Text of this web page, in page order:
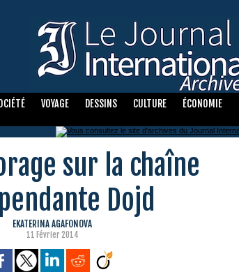
VOYAGE DESSINS CULTURE ÉCONOMIE
sur la chaîne
Dojd
EKATERINA AGAFONOVA
11 Février 2014